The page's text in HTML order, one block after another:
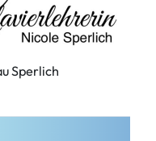
Sperlich